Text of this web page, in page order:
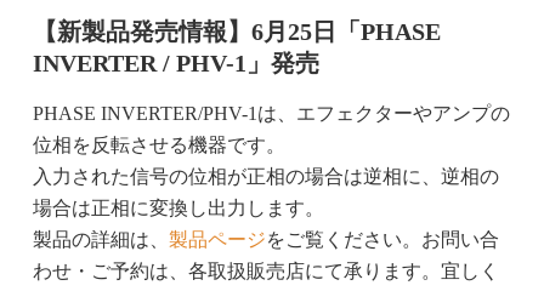
【新製品発売情報】6月25日「PHASE
INVERTER / PHV-1」発売
PHASE INVERTER/PHV-1は、エフェクターやアンプの
位相を反転させる機器です。
入力された信号の位相が正相の場合は逆相に、逆相の
場合は正相に変換し出力します。
製品の詳細は、 製品ページをご覧ください。お問い合
わせ・ご予約は、各取扱販売店にて承ります。宜しく